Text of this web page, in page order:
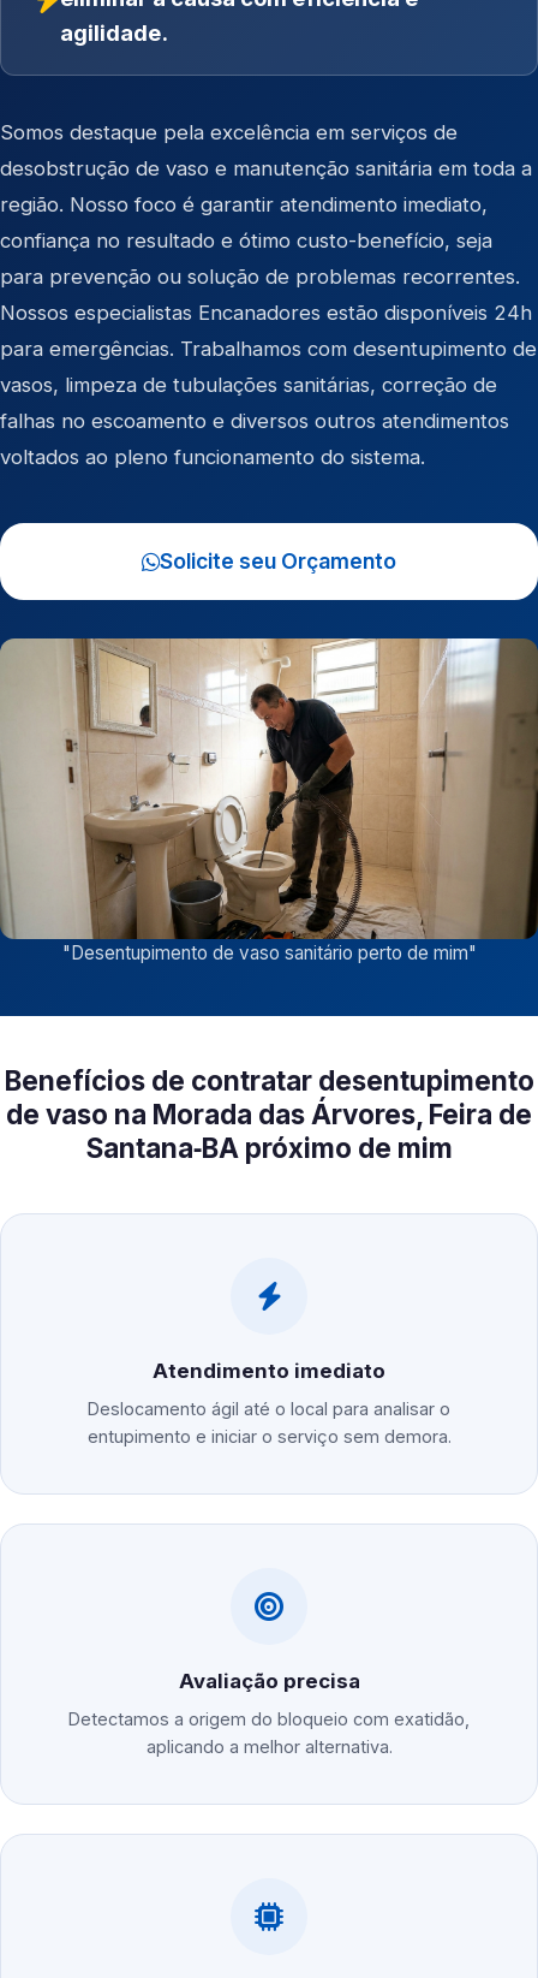
agilidade.
Somos destaque pela excelência em serviços de
desobstrução de vaso e manutenção sanitária em toda a
região. Nosso foco é garantir atendimento imediato,
confiança no resultado e ótimo custo-benefício, seja
para prevenção ou solução de problemas recorrentes.
Nossos especialistas Encanadores estão disponíveis 24h
para emergências. Trabalhamos com desentupimento de
vasos, limpeza de tubulações sanitárias, correção de
falhas no escoamento e diversos outros atendimentos
voltados ao pleno funcionamento do sistema.
Solicite seu Orçamento
"Desentupimento de vaso sanitário perto de mim"
Benefícios de contratar desentupimento
de vaso na Morada das Árvores, Feira de
Santana‑BA próximo de mim
Atendimento imediato
Deslocamento ágil até o local para analisar o
entupimento e iniciar o serviço sem demora.
Avaliação precisa
Detectamos a origem do bloqueio com exatidão,
aplicando a melhor alternativa.